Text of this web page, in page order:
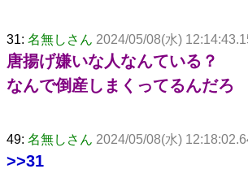
31: 名無しさん 2024/05/08(水)
唐揚げ嫌いな人なんている？
なんで倒産しまくってるんだろ
49: 名無しさん 2024/05/08(水)
>>31